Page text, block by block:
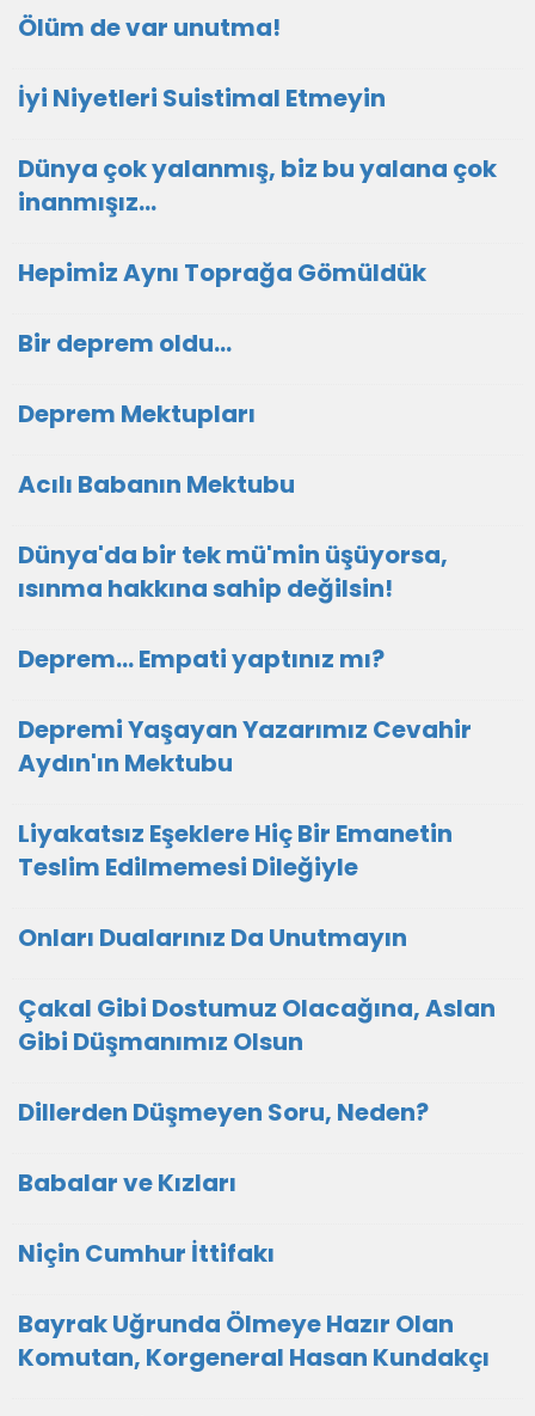
Ölüm de var unutma!
İyi Niyetleri Suistimal Etmeyin
Dünya çok yalanmış, biz bu yalana çok
inanmışız...
Hepimiz Aynı Toprağa Gömüldük
Bir deprem oldu...
Deprem Mektupları
Acılı Babanın Mektubu
Dünya'da bir tek mü'min üşüyorsa,
ısınma hakkına sahip değilsin!
Deprem... Empati yaptınız mı?
Depremi Yaşayan Yazarımız Cevahir
Aydın'ın Mektubu
Liyakatsız Eşeklere Hiç Bir Emanetin
Teslim Edilmemesi Dileğiyle
Onları Dualarınız Da Unutmayın
Çakal Gibi Dostumuz Olacağına, Aslan
Gibi Düşmanımız Olsun
Dillerden Düşmeyen Soru, Neden?
Babalar ve Kızları
Niçin Cumhur İttifakı
Bayrak Uğrunda Ölmeye Hazır Olan
Komutan, Korgeneral Hasan Kundakçı